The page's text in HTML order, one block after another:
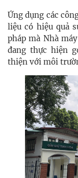
Ứng dụng các
liệu có hiệu quả
pháp mà Nhà
đang thực hiện
thiện với môi